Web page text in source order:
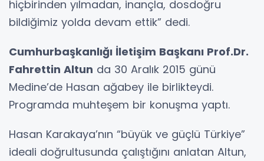
hiçbirinden yılmadan, inançla, dosdoğru
bildiğimiz yolda devam ettik” dedi.
Cumhurbaşkanlığı İletişim Başkanı Prof.Dr.
Fahrettin Altun da 30 Aralık 2015 günü
Medine’de Hasan ağabey ile birlikteydi.
Programda muhteşem bir konuşma yaptı.
Hasan Karakaya’nın “büyük ve güçlü Türkiye”
ideali doğrultusunda çalıştığını anlatan Altun,